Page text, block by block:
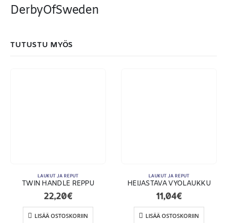
DerbyOfSweden
TUTUSTU MYÖS
LAUKUT JA REPUT
TWIN HANDLE REPPU
22,20€
LISÄÄ OSTOSKORIIN
LAUKUT JA REPUT
HEIJASTAVA VYÖLAUKKU
11,04€
LISÄÄ OSTOSKORIIN
Toimitusehdot